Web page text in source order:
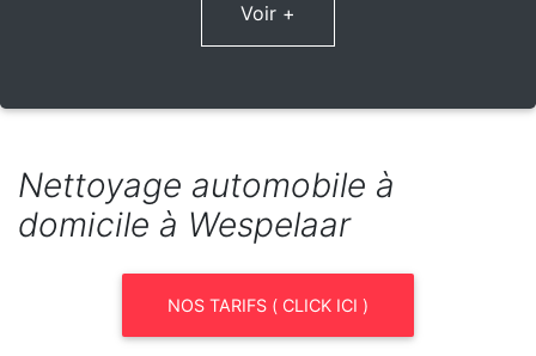
Voir +
Nettoyage automobile à
domicile à Wespelaar
NOS TARIFS ( CLICK ICI )